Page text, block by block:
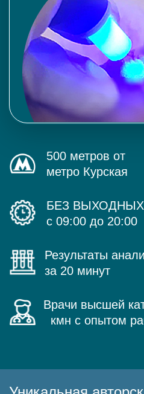
500 метров от
метро Курская
БЕЗ
с 09:00 до 20:00
Результаты
за 20 минут
Врачи высшей
кмн с опытом